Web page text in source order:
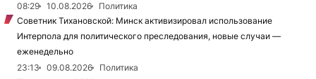
08:29
10.08.2026
Политика
Советник Тихановской: Минск активизировал использование
Интерпола для политического преследования, новые случаи —
еженедельно
23:13
09.08.2026
Политика